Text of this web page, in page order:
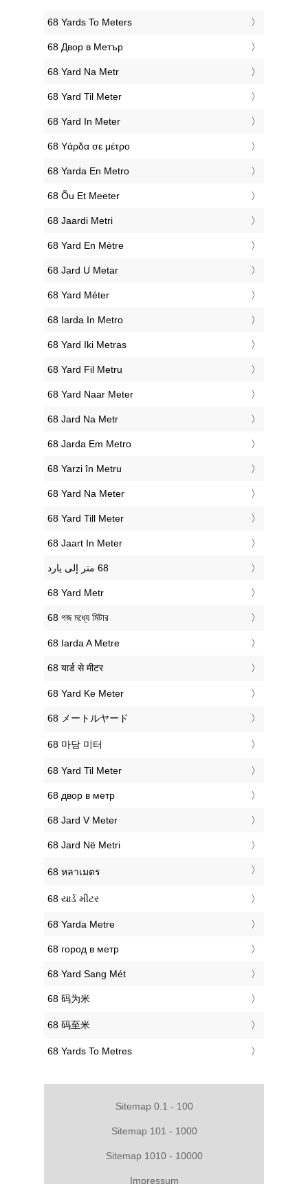
‎68 Yards To Meters
‎68 Двор в Метър
‎68 Yard Na Metr
‎68 Yard Til Meter
‎68 Yard In Meter
‎68 Υάρδα σε μέτρο
‎68 Yarda En Metro
‎68 Õu Et Meeter
‎68 Jaardi Metri
‎68 Yard En Mètre
‎68 Jard U Metar
‎68 Yard Méter
‎68 Iarda In Metro
‎68 Yard Iki Metras
‎68 Yard Fil Metru
‎68 Yard Naar Meter
‎68 Jard Na Metr
‎68 Jarda Em Metro
‎68 Yarzi în Metru
‎68 Yard Na Meter
‎68 Yard Till Meter
‎68 Jaart In Meter
‎68 Yard Metr
‎68 গজ মধ্যে মিটার
‎68 Iarda A Metre
‎68 यार्ड से मीटर
‎68 Yard Ke Meter
‎68 メートルヤード
‎68 마당 미터
‎68 Yard Til Meter
‎68 двор в метр
‎68 Jard V Meter
‎68 Jard Në Metri
‎68 หลาเมตร
‎68 યાર્ડ મીટર
‎68 Yarda Metre
‎68 город в метр
‎68 Yard Sang Mét
‎68 码为米
‎68 码至米
‎68 Yards To Metres
Sitemap 0.1 - 100
Sitemap 101 - 1000
Sitemap 1010 - 10000
Impressum